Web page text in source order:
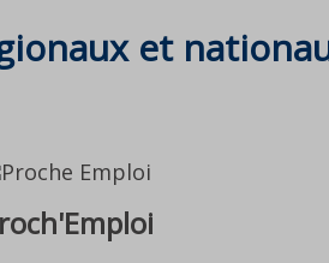
et